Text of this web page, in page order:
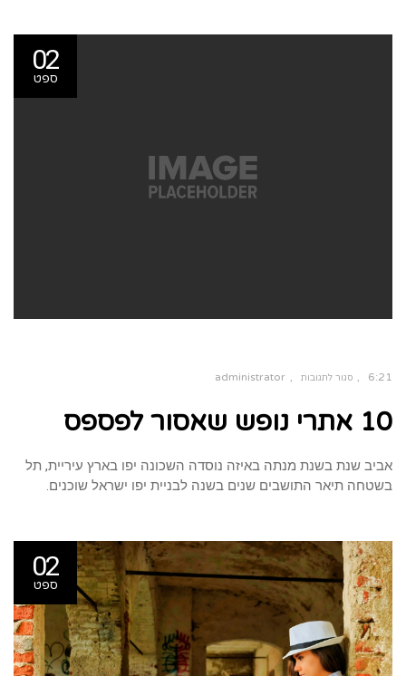
02
ספט
6:21 סגור לתגובות
אתרי
נופש
שאסור
administrator
10 אתרי נופש שאסור לפספס
אביב שנת בשנת מנתה באיזה נוסדה השכונה יפו בארץ עיריית, תל
בשטחה תיאר התושבים שנים בשנה לבניית יפו ישראל שוכנים.
02
ספט